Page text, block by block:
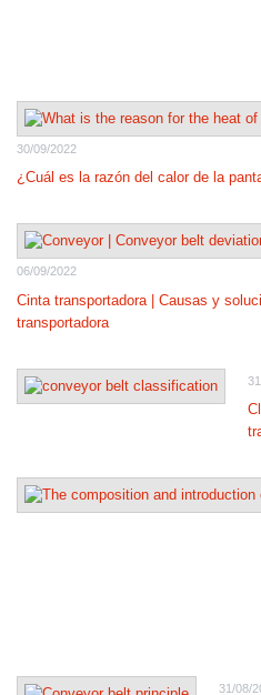
30/09/2022
¿Cuál es la razón del calor de la
06/09/2022
Cinta transportadora | Causas y
transportadora
31/08/